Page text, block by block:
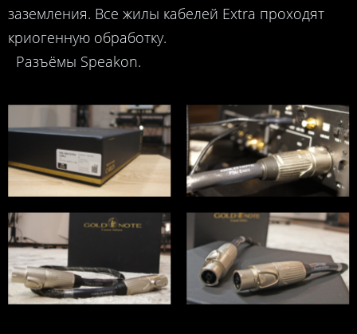
заземления. Все жилы кабелей Extra проходят
криогенную обработку.
Разъёмы Speakon.